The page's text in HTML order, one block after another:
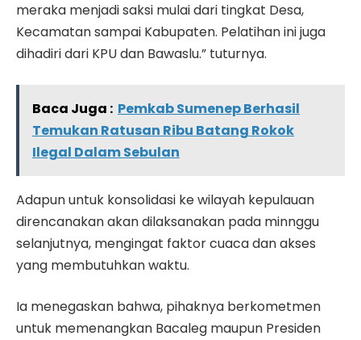
meraka menjadi saksi mulai dari tingkat Desa,
Kecamatan sampai Kabupaten. Pelatihan ini juga
dihadiri dari KPU dan Bawaslu.” tuturnya.
Baca Juga : Pemkab Sumenep Berhasil
Temukan Ratusan Ribu Batang Rokok
Ilegal Dalam Sebulan
Adapun untuk konsolidasi ke wilayah kepulauan
direncanakan akan dilaksanakan pada minnggu
selanjutnya, mengingat faktor cuaca dan akses
yang membutuhkan waktu.
Ia menegaskan bahwa, pihaknya berkometmen
untuk memenangkan Bacaleg maupun Presiden